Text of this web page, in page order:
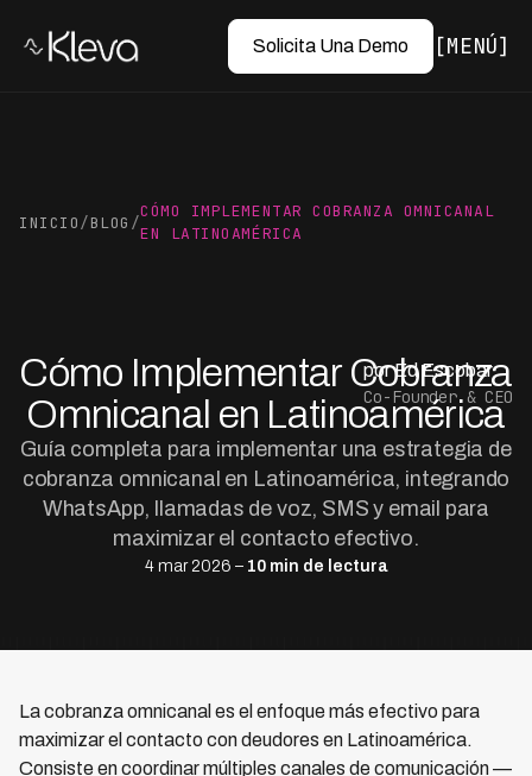
Solicita Una Demo MENÚ
INICIO/BLOG /
CÓMO IMPLEMENTAR COBRANZA OMNICANAL
EN LATINOAMÉRICA
Cómo Implementar Cobranza
Omnicanal en Latinoamérica
Guía completa para implementar una estrategia de
cobranza omnicanal en Latinoamérica, integrando
WhatsApp, llamadas de voz, SMS y email para
maximizar el contacto efectivo.
4 mar 2026 – 10 min de lectura
por Ed Escobar
Co-Founder & CEO
La cobranza omnicanal es el enfoque más efectivo para
maximizar el contacto con deudores en Latinoamérica.
Consiste en coordinar múltiples canales de comunicación —